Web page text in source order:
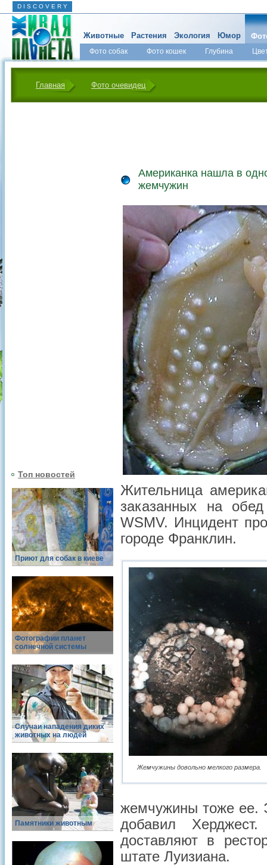
D I S C O V E R Y
Животные Растения Экология Юмор
Фото собак Фото кошек Глубина
Главная Фото очевидец
Топ новостей
Приют для собак в киеве
Фотографии планет
солнечной системы
Случаи нападения диких
животных на людей
Памятники животным
Американка нашла в
жемчужин
Жительница
заказанных на
WSMV. Инцидент
городе Франклин.
Жемчужины довольно мелкого размера.
жемчужины тоже ее.
добавил
доставляют в
штате Луизиана.